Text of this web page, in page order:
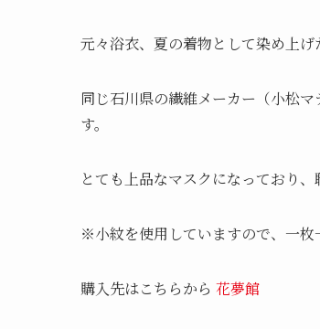
元々浴衣、夏の着物として染め上げ
同じ石川県の繊維メーカー（小松
す。
とても上品なマスクになっており、
※小紋を使用していますので、一枚
購入先はこちらから 花夢館